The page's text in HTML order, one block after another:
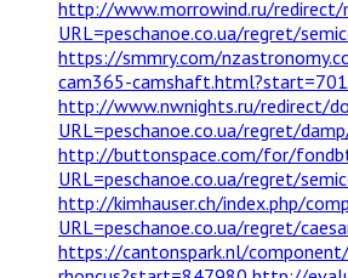
http://www.morrowind.ru/redirect/
URL=peschanoe.co.ua/regret/
https://smmry.com/
cam365-
http://www.nwnights.ru/redirect/
URL=peschanoe.co.ua/regret/
http://buttonspace.com/for/
URL=peschanoe.co.ua/regret/
http://kimhauser.ch/index.php/
URL=peschanoe.co.ua/regret/
https://cantonspark.nl/